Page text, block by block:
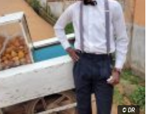
© DR